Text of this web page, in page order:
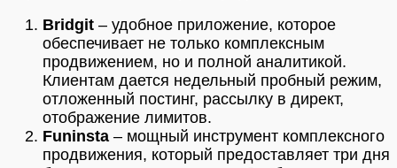
Bridgit – удобное приложение, которое
обеспечивает не только комплексным
продвижением, но и полной аналитикой.
Клиентам дается недельный пробный режим,
отложенный постинг, рассылку в директ,
отображение лимитов.
Funinsta – мощный инструмент комплексного
продвижения, который предоставляет три дня